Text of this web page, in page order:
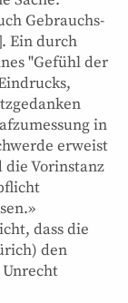
Gebrauchs-
Ein durch
"Gefühl der
in
erweist
die Vorinstanz
dass die
den